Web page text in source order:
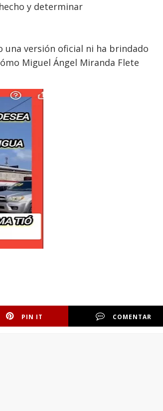
y determinar
una versión oficial ni ha brindado
Miguel Ángel Miranda Flete
PIN IT COMENTAR